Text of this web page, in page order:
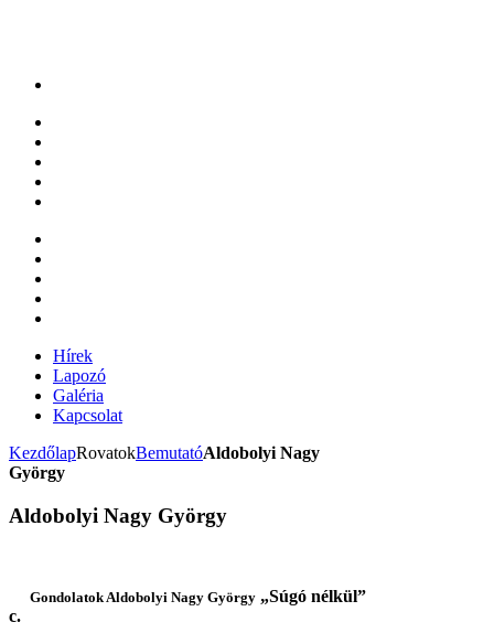
Hírek
Lapozó
Galéria
Kapcsolat
KezdőlapRovatokBemutatóAldobolyi Nagy
György
Aldobolyi Nagy György
Gondolatok Aldobolyi Nagy György„Súgó nélkül”
c.